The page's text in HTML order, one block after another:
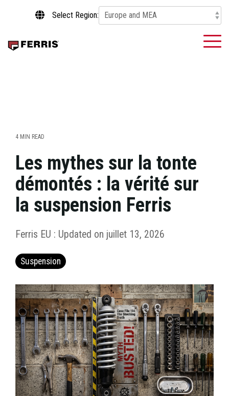
main
Select Region:
4 MIN READ
Les mythes sur la tonte
démontés : la vérité sur
la suspension Ferris
Ferris EU : Updated on juillet 13, 2026
Suspension